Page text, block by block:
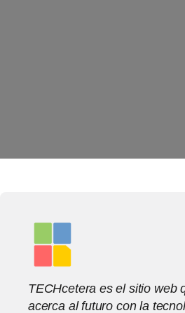
TECHcetera es el sitio web
acerca al futuro con la